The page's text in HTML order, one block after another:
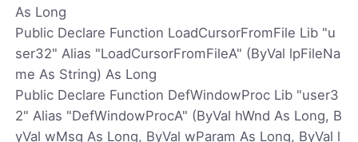
As Long
Public Declare Function LoadCursorFromFile Lib "u
ser32" Alias "LoadCursorFromFileA" (ByVal lpFileNa
me As String) As Long
Public Declare Function DefWindowProc Lib "user3
2" Alias "DefWindowProcA" (ByVal hWnd As Long, B
yVal wMsg As Long, ByVal wParam As Long, ByVal l